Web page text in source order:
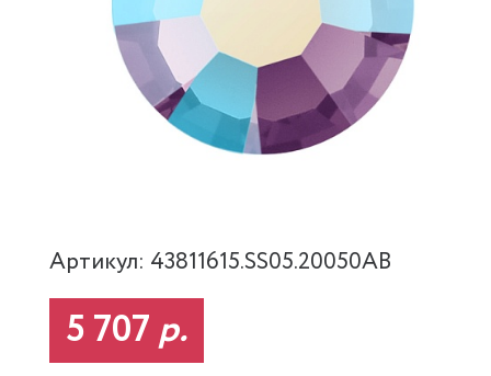
Артикул: 43811615.SS05.20050AB
5 707р.